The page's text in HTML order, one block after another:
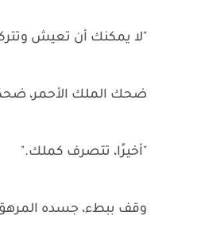
"لا يمكنك أن تعيش
ضحك الملك الأحمر،
"أخيرًا، تتصرف كملك."
وقف ببطء، جسده المرهق